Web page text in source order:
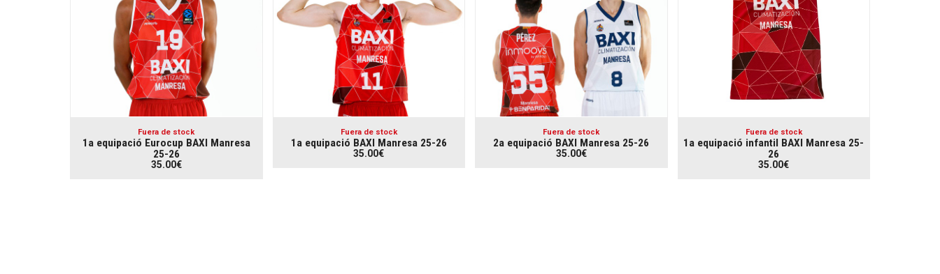
Fuera de stock
1a equipació Eurocup BAXI Manresa
25-26
35.00€
Fuera de stock
1a equipació BAXI Manresa 25-26
35.00€
Fuera de stock
2a equipació BAXI Manresa 25-26
35.00€
Fuera de stock
1a equipació infantil BAXI Manresa 25-
26
35.00€